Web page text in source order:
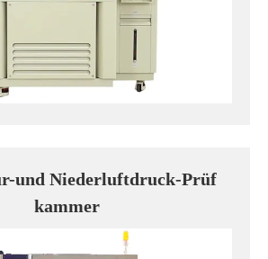
und Niederluftdruck-Prüf
kammer